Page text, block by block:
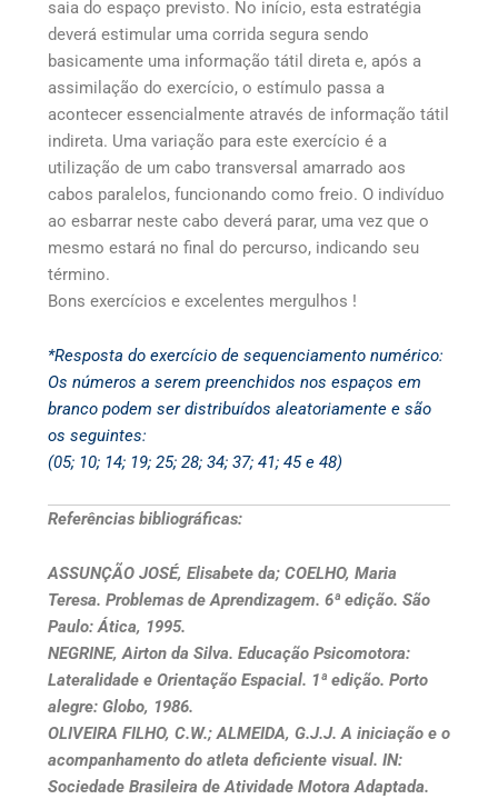
saia do espaço previsto. No início, esta estratégia
deverá estimular uma corrida segura sendo
basicamente uma informação tátil direta e, após a
assimilação do exercício, o estímulo passa a
acontecer essencialmente através de informação tátil
indireta. Uma variação para este exercício é a
utilização de um cabo transversal amarrado aos
cabos paralelos, funcionando como freio. O indivíduo
ao esbarrar neste cabo deverá parar, uma vez que o
mesmo estará no final do percurso, indicando seu
término.
Bons exercícios e excelentes mergulhos !
*Resposta do exercício de sequenciamento numérico:
Os números a serem preenchidos nos espaços em
branco podem ser distribuídos aleatoriamente e são
os seguintes:
(05; 10; 14; 19; 25; 28; 34; 37; 41; 45 e 48)
Referências bibliográficas:
ASSUNÇÃO JOSÉ, Elisabete da; COELHO, Maria
Teresa. Problemas de Aprendizagem. 6ª edição. São
Paulo: Ática, 1995.
NEGRINE, Airton da Silva. Educação Psicomotora:
Lateralidade e Orientação Espacial. 1ª edição. Porto
alegre: Globo, 1986.
OLIVEIRA FILHO, C.W.; ALMEIDA, G.J.J. A iniciação e o
acompanhamento do atleta deficiente visual. IN:
Sociedade Brasileira de Atividade Motora Adaptada.